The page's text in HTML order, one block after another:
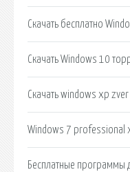
Скачать бесплатно
Скачать Windows 10
Скачать windows xp zver
Windows 7 professional
Бесплатные программы